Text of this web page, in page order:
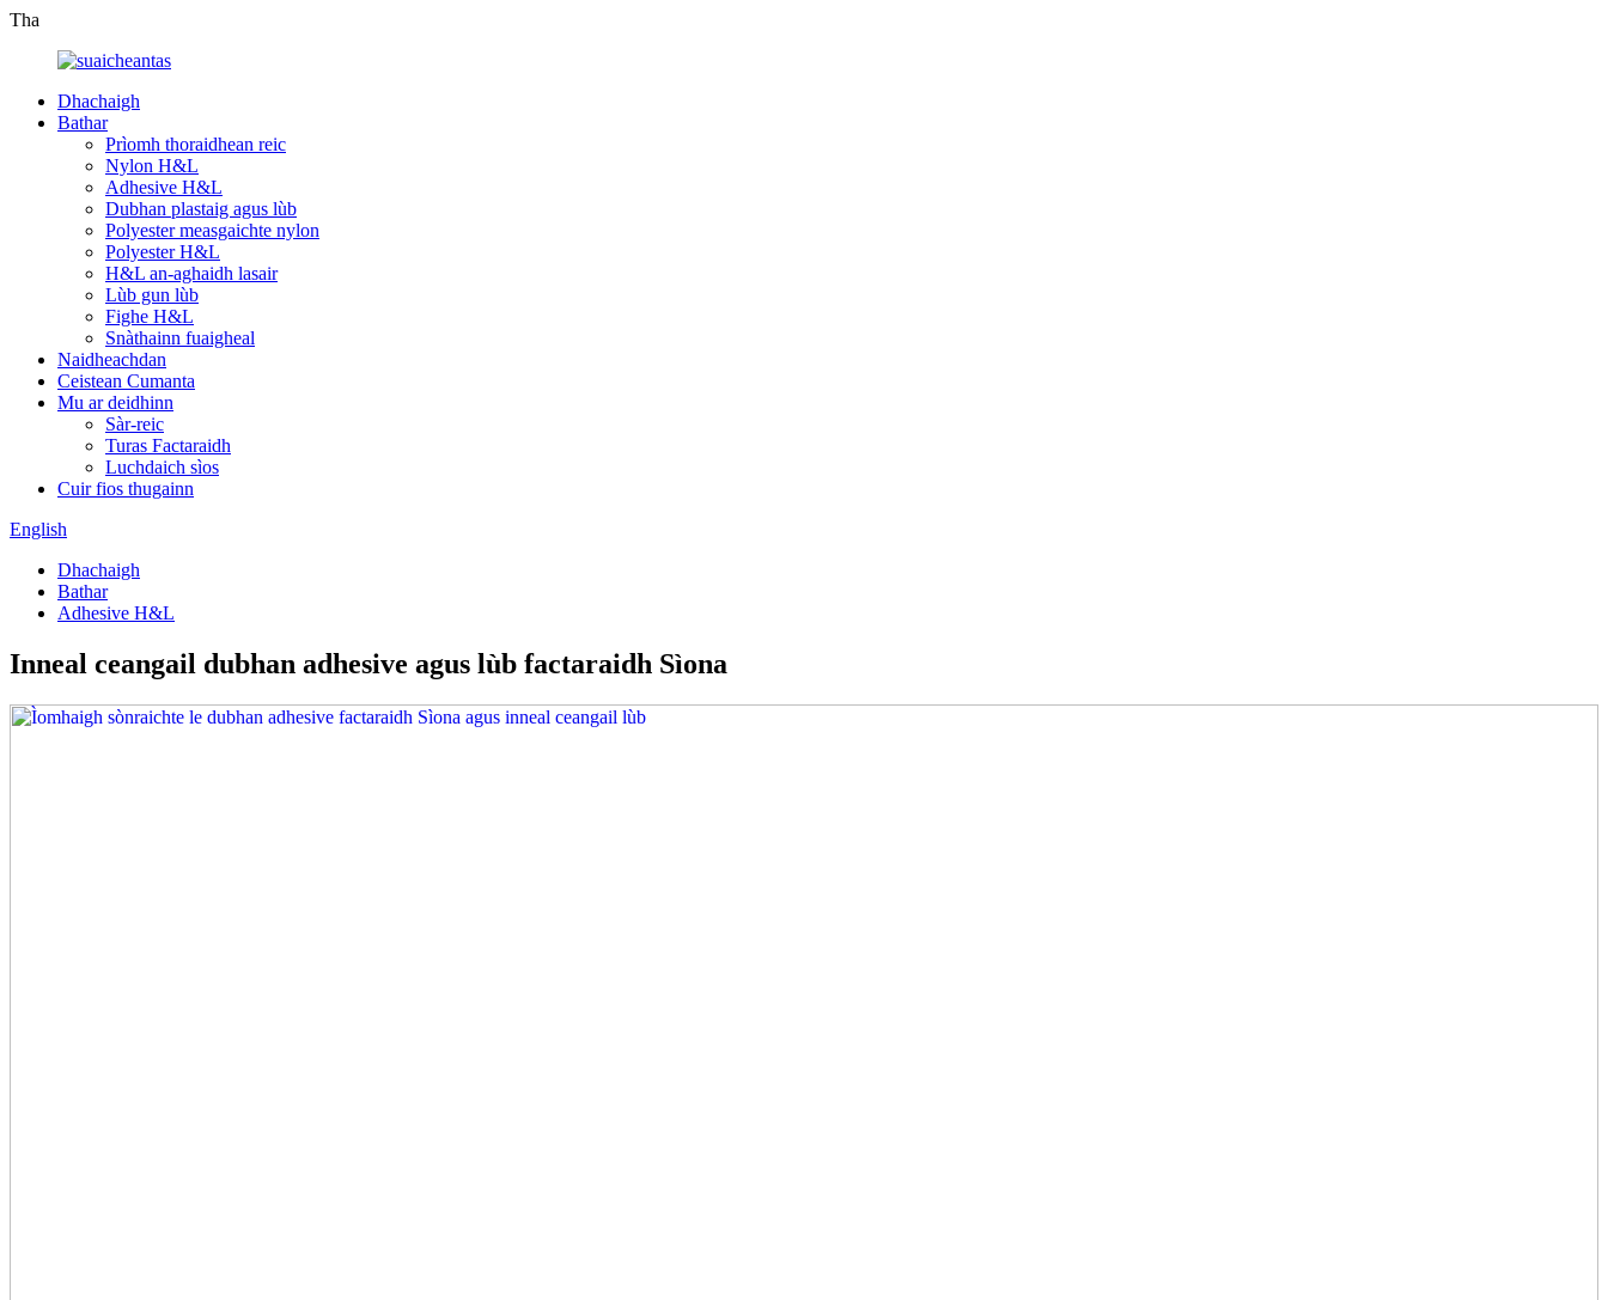
Tha
Dhachaigh
Bathar
Prìomh thoraidhean reic
Nylon H&L
Adhesive H&L
Dubhan plastaig agus lùb
Polyester measgaichte nylon
Polyester H&L
H&L an-aghaidh lasair
Lùb gun lùb
Fighe H&L
Snàthainn fuaigheal
Naidheachdan
Ceistean Cumanta
Mu ar deidhinn
Sàr-reic
Turas Factaraidh
Luchdaich sìos
Cuir fios thugainn
English
Dhachaigh
Bathar
Adhesive H&L
Inneal ceangail dubhan adhesive agus lùb factaraidh Sìona